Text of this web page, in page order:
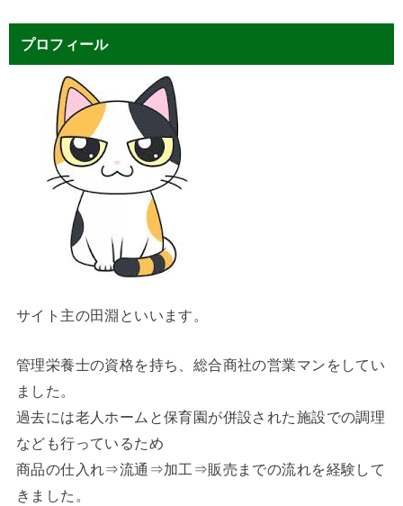
プロフィール
サイト主の田淵といいます。
管理栄養士の資格を持ち、総合商社の営業マンをしてい
ました。
過去には老人ホームと保育園が併設された施設での調理
なども行っているため
商品の仕入れ⇒流通⇒加工⇒販売までの流れを経験して
きました。